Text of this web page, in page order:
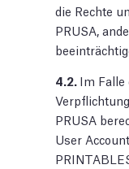
die Rechte
PRUSA,
4.2. Im Falle
PRUSA
User